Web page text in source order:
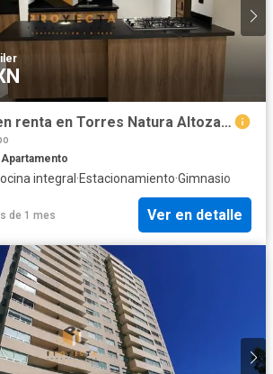
Departamento en renta en Torres Natura Altozano
Apartamento
integral ·Estacionamiento·Gimnasio
de 1 mes Ver en detalle